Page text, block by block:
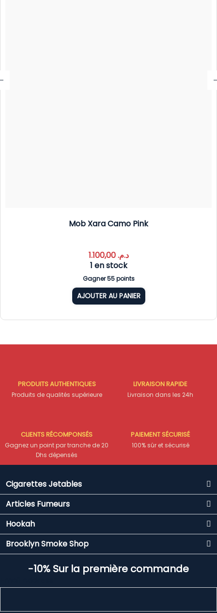
Mob Xara Camo Pink
د.م.1.100,00
1 en stock
Gagner 55 points
AJOUTER AU PANIER
PRODUITS AUTHENTIQUES
Produits de qualités supérieure
LIVRAISON RAPIDE
Livraison dans les 24h
CLIENTS RÉCOMPONSÉS
Gagnez un point par tranche de 20
Dhs dépensés
PAIEMENT SÉCURISÉ
100% sûr et sécurisé
Cigarettes Jetables
Articles Fumeurs
Hookah
Brooklyn Smoke Shop
-10% Sur la première commande